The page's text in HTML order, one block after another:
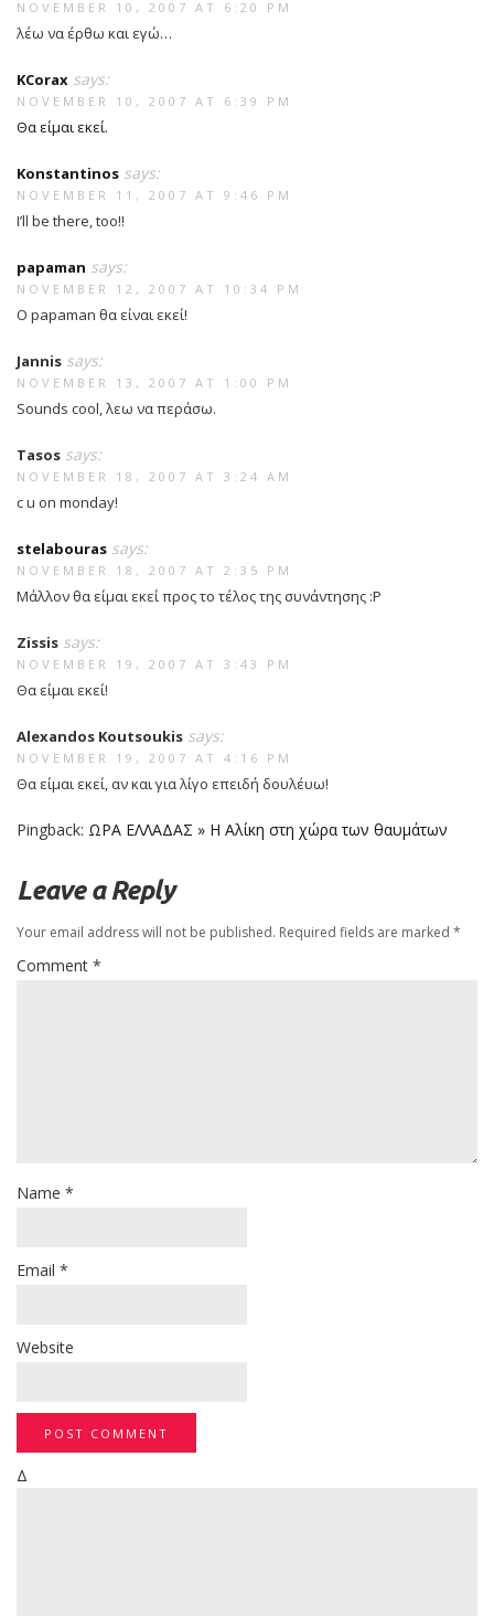
NOVEMBER 10, 2007 AT 6:20 PM
λέω να έρθω και εγώ…
KCorax says:
NOVEMBER 10, 2007 AT 6:39 PM
Θα είμαι εκεί.
Konstantinos says:
NOVEMBER 11, 2007 AT 9:46 PM
I’ll be there, too!!
papaman says:
NOVEMBER 12, 2007 AT 10:34 PM
Ο papaman θα είναι εκεί!
Jannis says:
NOVEMBER 13, 2007 AT 1:00 PM
Sounds cool, λεω να περάσω.
Tasos says:
NOVEMBER 18, 2007 AT 3:24 AM
c u on monday!
stelabouras says:
NOVEMBER 18, 2007 AT 2:35 PM
Μάλλον θα είμαι εκεί προς το τέλος της συνάντησης :P
Zissis says:
NOVEMBER 19, 2007 AT 3:43 PM
Θα είμαι εκεί!
Alexandos Koutsoukis says:
NOVEMBER 19, 2007 AT 4:16 PM
Θα είμαι εκεί, αν και για λίγο επειδή δουλέυω!
Pingback: ΩΡΑ ΕΛΛΑΔΑΣ » Η Αλίκη στη χώρα των θαυμάτων
Leave a Reply
Your email address will not be published. Required fields are marked *
Comment *
Name *
Email *
Website
Δ